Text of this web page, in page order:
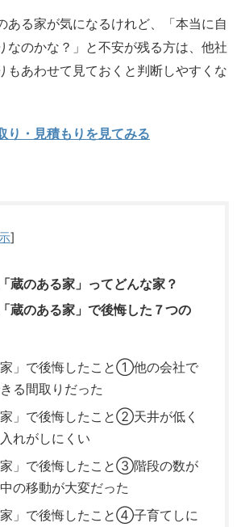
ある家が気になるけれど、「本当に自
なのかな？」と不安が残る方は、他社
もあわせて見ておくと判断しやすくな
り・見積もりを見てみる
]
蔵のある家」ってどんな家？
蔵のある家」で後悔した７つの
家」で後悔したこと①他の会社で
る間取りだった
家」で後悔したこと②天井が低く
れがしにくい
家」で後悔したこと③階段の数が
の移動が大変だった
家」で後悔したこと④子育てしに